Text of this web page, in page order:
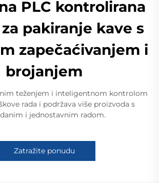
PLC kontrolirana
pakiranje kave s
zapečaćivanjem i
brojanjem
teženjem i inteligentnom kontrolom
rada i podržava više proizvoda s
i jednostavnim radom.
Zatražite ponudu